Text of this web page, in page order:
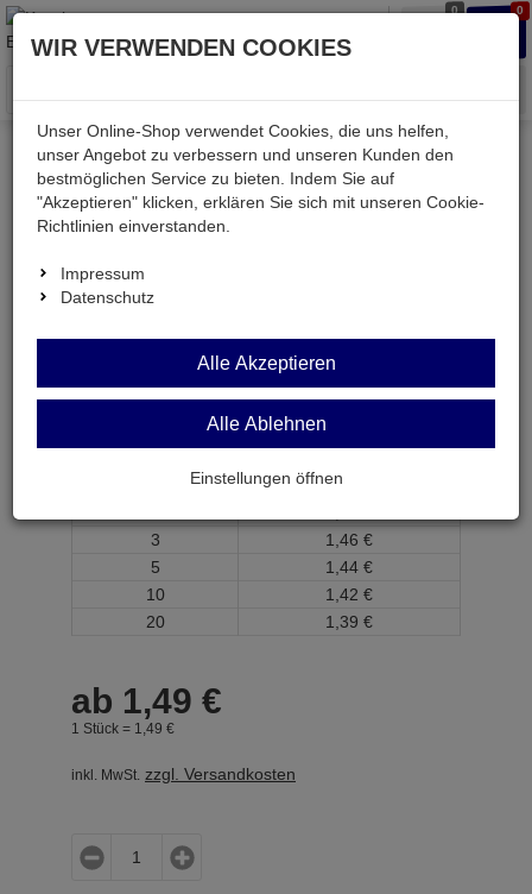
0 0
Menü
Weiter einkaufen Kessler electronic
Bauteile aktiv
SN65HVD230D
SN65HVD230D
Transceiver 3,3V 1MBit/s SO8
ab Menge
Preis je Stück
3
1, 46 €
5
1, 44 €
10
1, 42 €
20
1, 39 €
ab 1,49 €
1 Stück = 1, 49 €
inkl. MwSt. zzgl. Versandkosten
WIR VERWENDEN COOKIES
Unser Online-Shop verwendet Cookies, die uns helfen,
unser Angebot zu verbessern und unseren Kunden den
bestmöglichen Service zu bieten. Indem Sie auf
"Akzeptieren" klicken, erklären Sie sich mit unseren Cookie-
Richtlinien einverstanden.
Impressum
Datenschutz
Alle Akzeptieren
Alle Ablehnen
Einstellungen öffnen